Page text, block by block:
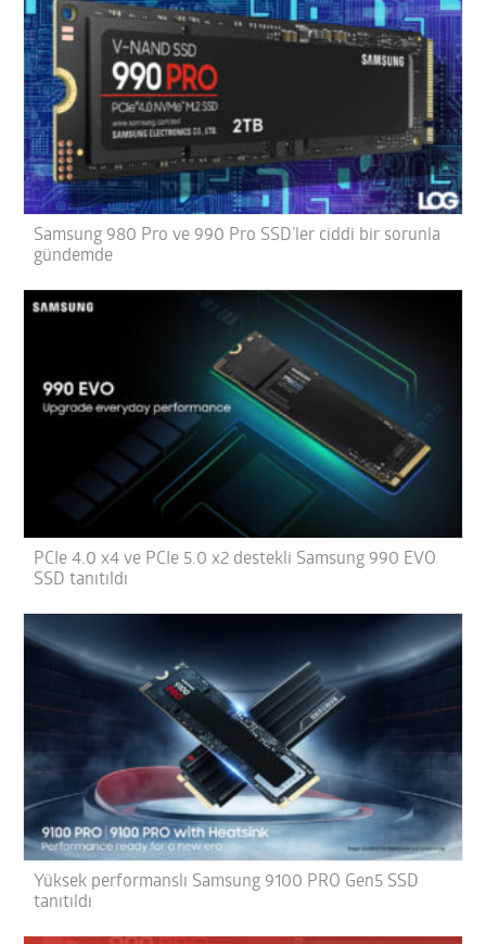
Samsung 980 Pro ve 990 Pro SSD’ler ciddi bir sorunla
gündemde
PCIe 4.0 x4 ve PCIe 5.0 x2 destekli Samsung 990 EVO
SSD tanıtıldı
Yüksek performanslı Samsung 9100 PRO Gen5 SSD
tanıtıldı